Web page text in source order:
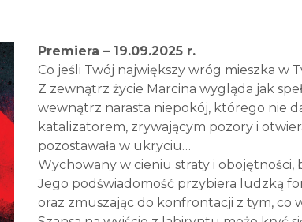
Premiera – 19.09.2025 r.
Co jeśli Twój największy wróg mieszka w
Z zewnątrz życie Marcina wygląda jak
wewnątrz narasta niepokój, którego nie
katalizatorem, zrywającym pozory i
pozostawała w ukryciu…
Wychowany w cieniu straty i obojętności,
Jego podświadomość przybiera ludzką
oraz zmuszając do konfrontacji z tym, co